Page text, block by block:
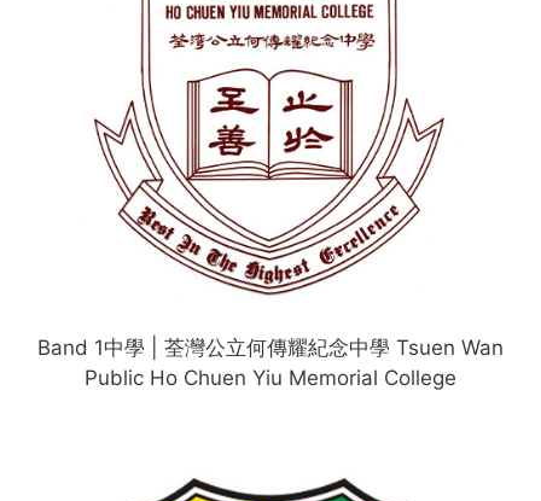
Band 1中學 | 荃灣公立何傳耀紀念中學 Tsuen Wan
Public Ho Chuen Yiu Memorial College